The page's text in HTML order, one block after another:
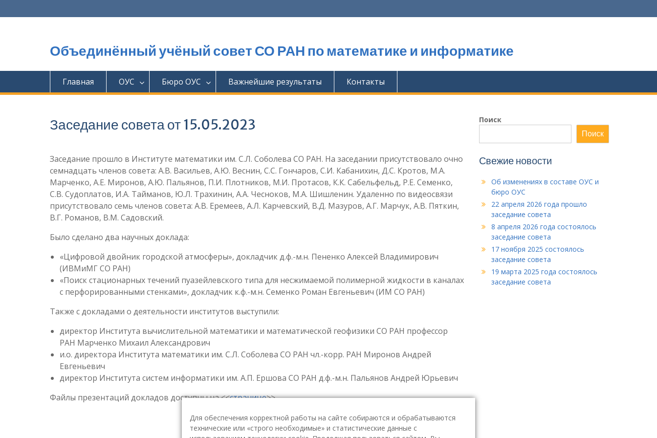
к
Объединённый учёный совет СО РАН по математике и информатике
Главная ОУС Бюро ОУС Важнейшие результаты Контакты
Заседание совета от 15.05.2023
Заседание прошло в Институте математики им. С.Л. Соболева СО РАН. На заседании присутствовало очно
семнадцать членов совета: А.В. Васильев, А.Ю. Веснин, С.С. Гончаров, С.И. Кабанихин, Д.С. Кротов, М.А.
Марченко, А.Е. Миронов, А.Ю. Пальянов, П.И. Плотников, М.И. Протасов, К.К. Сабельфельд, Р.Е. Семенко,
С.В. Судоплатов, И.А. Тайманов, Ю.Л. Трахинин, А.А. Чесноков, М.А. Шишленин. Удаленно по видеосвязи
присутствовало семь членов совета: А.В. Еремеев, А.Л. Карчевский, В.Д. Мазуров, А.Г. Марчук, А.В. Пяткин,
В.Г. Романов, В.М. Садовский.
Было сделано два научных доклада:
«Цифровой двойник городской атмосферы», докладчик д.ф.-м.н. Пененко Алексей Владимирович
(ИВМиМГ СО РАН)
«Поиск стационарных течений пуазейлевского типа для несжимаемой полимерной жидкости в каналах
с перфорированными стенками», докладчик к.ф.-м.н. Семенко Роман Евгеньевич (ИМ СО РАН)
Также с докладами о деятельности институтов выступили:
директор Института вычислительной математики и математической геофизики СО РАН профессор
РАН Марченко Михаил Александрович
и.о. директора Института математики им. С.Л. Соболева СО РАН чл.-корр. РАН Миронов Андрей
Евгеньевич
директор Института систем информатики им. А.П. Ершова СО РАН д.ф.-м.н. Пальянов Андрей Юрьевич
Файлы презентаций докладов доступны на <<странице>>.
Поиск
Поиск
Свежие новости
Об изменениях в составе ОУС и
бюро ОУС
22 апреля 2026 года прошло
заседание совета
8 апреля 2026 года состоялось
заседание совета
17 ноября 2025 состоялось
заседание совета
19 марта 2025 года состоялось
заседание совета
Для обеспечения корректной работы на сайте собираются и обрабатываются
технические или «строго необходимые» и статистические данные с